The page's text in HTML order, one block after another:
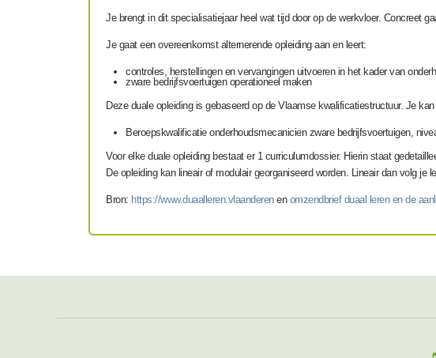
Je brengt in dit specialisatiejaar heel wat tijd door op de werkvloer. Concreet
Je gaat een overeenkomst alternerende opleiding aan en leert:
controles, herstellingen en vervangingen uitvoeren in het kader van
zware bedrijfsvoertuigen operationeel maken
Deze duale opleiding is gebaseerd op de Vlaamse kwalificatiestructuur. Je
Beroepskwalificatie onderhoudsmecanicien zware bedrijfsvoertuigen,
Voor elke duale opleiding bestaat er 1 curriculumdossier. Hierin staat
De opleiding kan lineair of modulair georganiseerd worden. Lineair danvolg je
Bron: https://www.duaalleren.vlaanderenen omzendbrief duaal leren en de